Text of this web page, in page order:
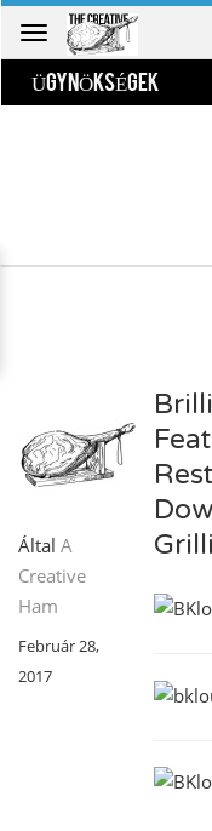
Toggle
navigation
ÜGYNÖKSÉGEK
Által A
Creative
Ham
Február 28,
2017